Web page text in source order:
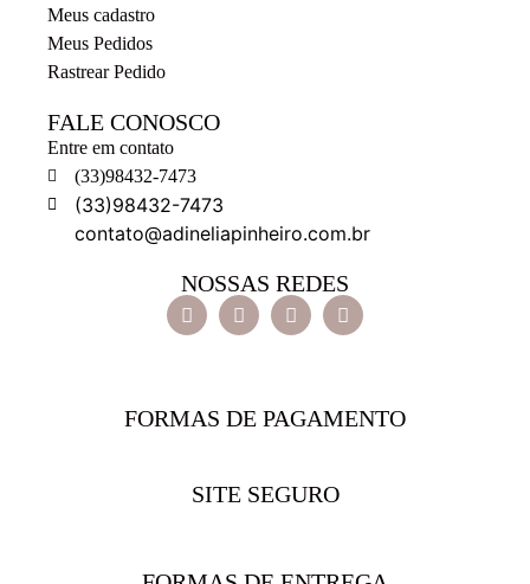
Meus cadastro
Meus Pedidos
Rastrear Pedido
FALE CONOSCO
Entre em contato
(33)98432-7473
(33)98432-7473
contato@adineliapinheiro.com.br
NOSSAS REDES
FORMAS DE PAGAMENTO
SITE SEGURO